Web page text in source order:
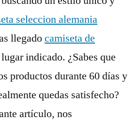
seleccion alemania
llegadocamiseta de
indicado. ¿Sabes que
productos durante 60 días y
quedas satisfecho?
artículo, nos